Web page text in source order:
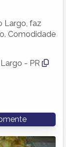
Largo, faz
Comodidade
- PR